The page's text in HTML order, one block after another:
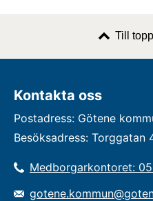
Till
Kontakta oss
Postadress: Götene
Besöksadress: Torggatan
Medborgarkontoret: